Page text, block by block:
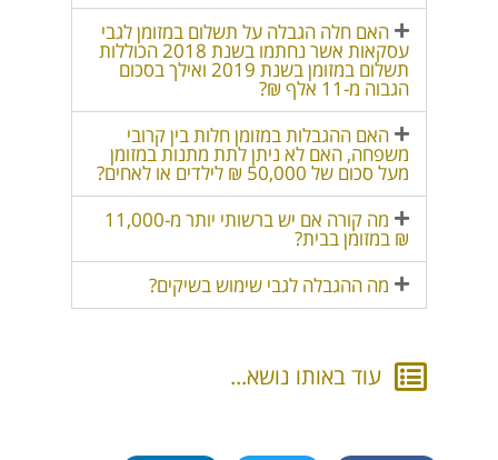
האם חלה הגבלה על תשלום במזומן לגבי
עסקאות אשר נחתמו בשנת 2018 הכוללות
תשלום במזומן בשנת 2019 ואילך בסכום
הגבוה מ-11 אלף ₪?
האם ההגבלות במזומן חלות בין קרובי
משפחה, האם לא ניתן לתת מתנות במזומן
מעל סכום של 50,000 ₪ לילדים או לאחים?
מה קורה אם יש ברשותי יותר מ-11,000
₪ במזומן בבית?
מה ההגבלה לגבי שימוש בשיקים?
עוד באותו נושא...